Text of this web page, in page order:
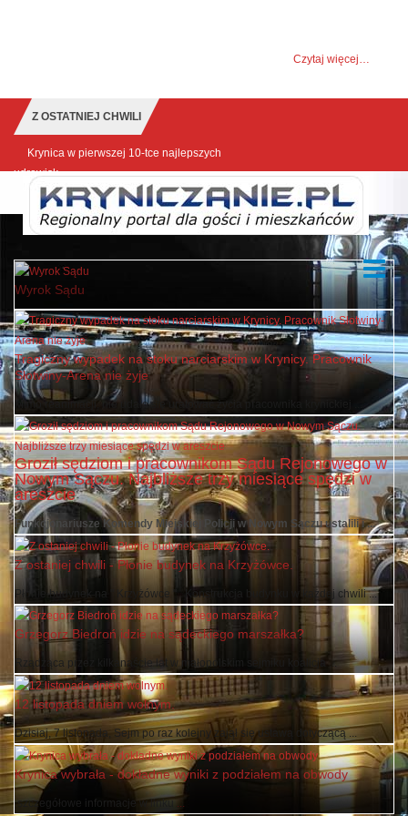
Czytaj więcej…
Z OSTATNIEJ CHWILI
Krynica w pierwszej 10-tce najlepszych
udrowisk
Wyrok Sądu
Tragiczny wypadek na stoku narciarskim w Krynicy. Pracownik
Słotwiny-Arena nie żyje
Mimo reanimacji, nie udało się uratować życia pracownika krynickiej ...
Groził sędziom i pracownikom Sądu Rejonowego w
Nowym Sączu. Najbliższe trzy miesiące spędzi w
areszcie
Funkcjonariusze Komendy Miejskiej Policji w Nowym Sączu ustalili i ...
Z ostaniej chwili - Płonie budynek na Krzyżówce.
Płonie budynek na " Krzyżówce " . Konstrukcja budynku w każdej chwili ...
Grzegorz Biedroń idzie na sądeckiego marszałka?
Rządząca przez kilkanaście lat w małopolskim sejmiku koalicja ...
12 listopada dniem wolnym.
Dzisiaj, 7 listopada, Sejm po raz kolejny zajął się ustawą dotyczącą ...
Krynica wybrała - dokładne wyniki z podziałem na obwody